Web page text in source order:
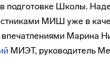
подготовке Школы.
МИШ уже в
Марина
МИЭТ, руководитель